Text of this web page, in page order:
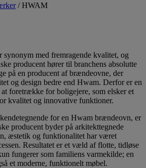
/HWAM
med fremragende kvalitet, og
producent hører til branchens absolutte
på en producent af brændeovne, der
og design bedre end Hwam. Derfor er en
foretrække for boligejere, som elsker et
kvalitet og innovative funktioner.
for en Hwam brændeovn, er
producent byder på arkitekttegnede
æstetik og funktionalitet har været
Resultatet er et væld af flotte, tidløse
fungerer som familiens varmekilde; en
et moderne, funktionelt møbel.